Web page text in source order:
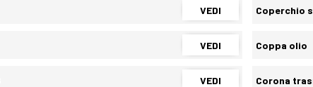
VEDI Coperchio
VEDI Coppa olio
VEDI Corona